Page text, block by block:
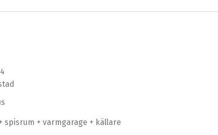
spisrum + varmgarage + källare